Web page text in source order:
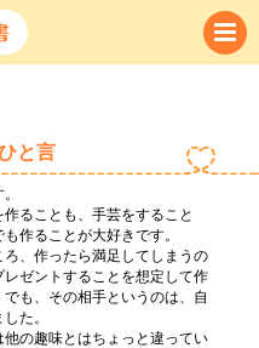
と言
ることも、手芸をすること
作ることが大好きです。
、作ったら満足してしまうの
ゼントすることを想定して作
も、その相手というのは、自
た。
の趣味とはちょっと違ってい